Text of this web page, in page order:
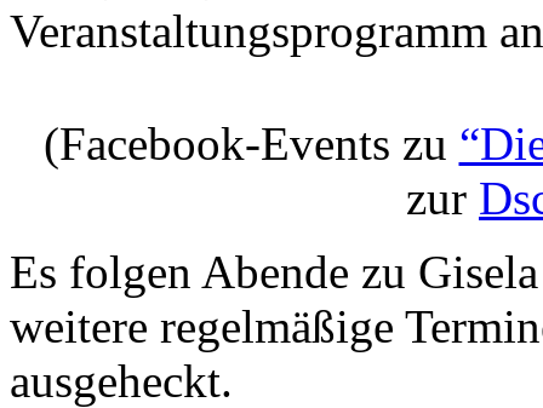
Veranstaltungsprogramm
(Facebook-Events zu
zur
Es folgen Abende zu
weitere regelmäßige
ausgeheckt.